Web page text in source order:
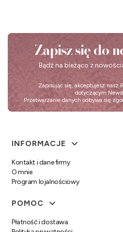
Zapisz się do
Bądź na bieżąco z
Zapisując się, akceptujesz nasz
dotyczącym
Przetwarzanie danych odbywa się
Linki w stopce
INFORMACJE
Kontakt i dane firmy
O mnie
Program lojalnościowy
POMOC
Płatność i dostawa